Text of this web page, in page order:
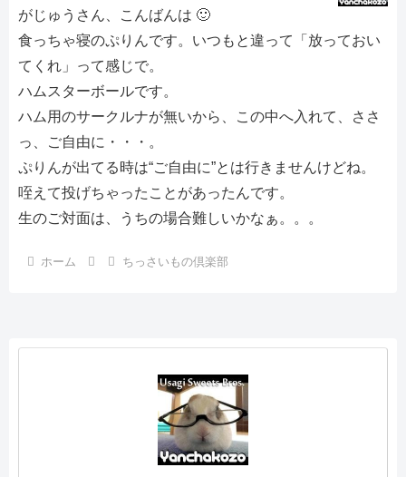
がじゅうさん、こんばんは 🙂
食っちゃ寝のぷりんです。いつもと違って「放っておい
てくれ」って感じで。
ハムスターボールです。
ハム用のサークルナが無いから、この中へ入れて、ささ
っ、ご自由に・・・。
ぷりんが出てる時は“ご自由に”とは行きませんけどね。
咥えて投げちゃったことがあったんです。
生のご対面は、うちの場合難しいかなぁ。。。
ホーム ちっさいもの倶楽部